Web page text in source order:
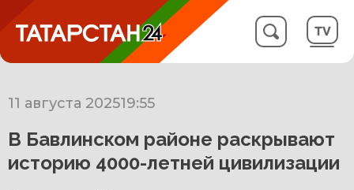
11 августа 202519:55
В Бавлинском районе раскрывают
историю 4000-летней цивилизации